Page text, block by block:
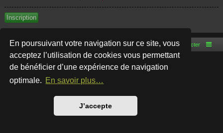
En poursuivant votre navigation sur ce site, vous
acceptez l’utilisation de cookies vous permettant
de bénéficier d’une expérience de navigation
optimale. En savoir plus…
J’accepte
Inscription
Accueil du forum Nous contacter
Développé parphpBB® Forum Software © phpBB Limited
Style par
Traduction française officielle